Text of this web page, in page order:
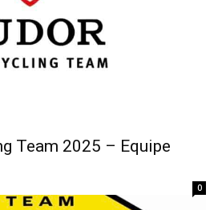
Team 2025 – Equipe
0